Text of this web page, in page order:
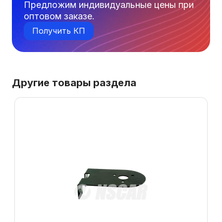
Предложим индивидуальные цены при
оптовом заказе.
Получить КП
Другие товары раздела